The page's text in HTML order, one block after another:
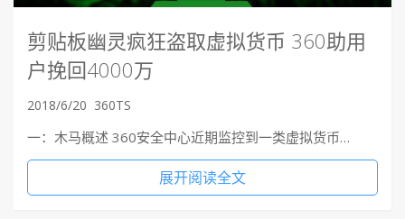
剪贴板幽灵疯狂盗取虚拟货币 360助用
户挽回4000万
2018/6/20 360TS
一：木马概述 360安全中心近期监控到一类虚拟货币…
展开阅读全文